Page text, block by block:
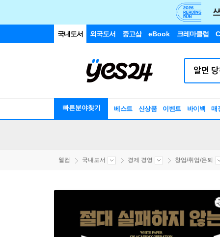
국내도서 외국도서 중고샵 eBook 크레마클럽
빠른분야찾기 베스트 신상품 이벤트 바이백 매
웰컴 국내도서 경제 경영 창업/취업/은퇴